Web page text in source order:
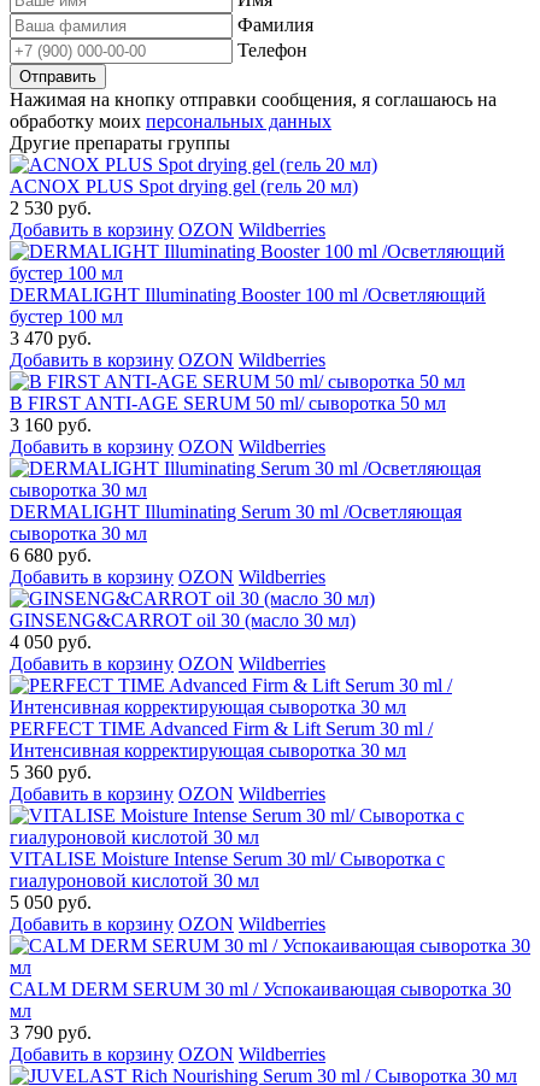
Фамилия
Телефон
Нажимая на кнопку отправки сообщения, я соглашаюсь на
обработку моих персональных данных
Другие препараты группы
ACNOX PLUS Spot drying gel (гель 20 мл)
2 530 руб.
Добавить в корзину OZON Wildberries
DERMALIGHT Illuminating Booster 100 ml /Осветляющий
бустер 100 мл
3 470 руб.
Добавить в корзину OZON Wildberries
B FIRST ANTI-AGE SERUM 50 ml/ сыворотка 50 мл
3 160 руб.
Добавить в корзину OZON Wildberries
DERMALIGHT Illuminating Serum 30 ml /Осветляющая
сыворотка 30 мл
6 680 руб.
Добавить в корзину OZON Wildberries
GINSENG&CARROT oil 30 (масло 30 мл)
4 050 руб.
Добавить в корзину OZON Wildberries
PERFECT TIME Advanced Firm & Lift Serum 30 ml /
Интенсивная корректирующая сыворотка 30 мл
5 360 руб.
Добавить в корзину OZON Wildberries
VITALISE Moisture Intense Serum 30 ml/ Сыворотка с
гиалуроновой кислотой 30 мл
5 050 руб.
Добавить в корзину OZON Wildberries
CALM DERM SERUM 30 ml / Успокаивающая сыворотка 30
мл
3 790 руб.
Добавить в корзину OZON Wildberries